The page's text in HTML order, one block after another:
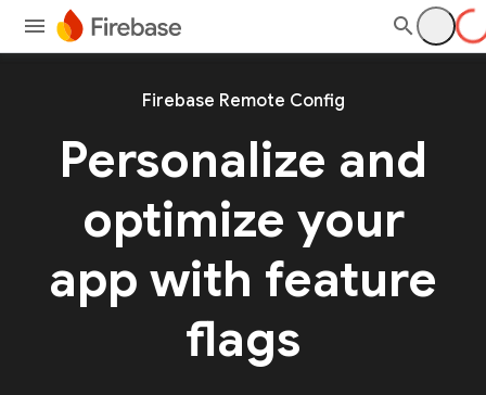
Firebase Remote Config
Personalize and
optimize your
app with feature
flags